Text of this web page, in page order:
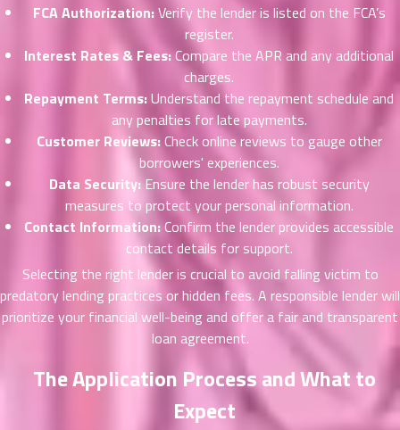
FCA Authorization:Verify the lender is listed on the FCA’s
register.
Interest Rates & Fees:Compare the APR and any additional
charges.
Repayment Terms:Understand the repayment schedule and
any penalties for late payments.
Customer Reviews:Check online reviews to gauge other
borrowers' experiences.
Data Security:Ensure the lender has robust security
measures to protect your personal information.
Contact Information:Confirm the lender provides accessible
contact details for support.
Selecting the right lender is crucial to avoid falling victim to
predatory lending practices or hidden fees. A responsible lender will
prioritize your financial well-being and offer a fair and transparent
loan agreement.
The Application Process and What to
Expect
45
ตอน
ธ์
ธ์
ตอน
ธ์
48